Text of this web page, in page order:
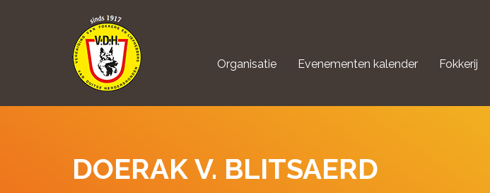
Organisatie Evenementen kalender Fokkerij
DOERAK V. BLITSAERD